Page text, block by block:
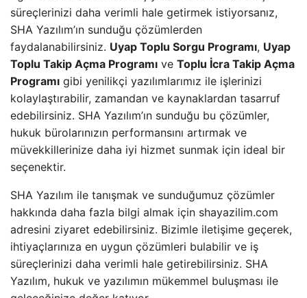
süreçlerinizi daha verimli hale getirmek istiyorsanız,
SHA Yazılım’ın sunduğu çözümlerden
faydalanabilirsiniz. Uyap Toplu Sorgu Programı, Uyap
Toplu Takip Açma Programı ve Toplu İcra Takip Açma
Programı gibi yenilikçi yazılımlarımız ile işlerinizi
kolaylaştırabilir, zamandan ve kaynaklardan tasarruf
edebilirsiniz. SHA Yazılım’ın sunduğu bu çözümler,
hukuk bürolarınızın performansını artırmak ve
müvekkillerinize daha iyi hizmet sunmak için ideal bir
seçenektir.
SHA Yazılım ile tanışmak ve sunduğumuz çözümler
hakkında daha fazla bilgi almak için shayazilim.com
adresini ziyaret edebilirsiniz. Bizimle iletişime geçerek,
ihtiyaçlarınıza en uygun çözümleri bulabilir ve iş
süreçlerinizi daha verimli hale getirebilirsiniz. SHA
Yazılım, hukuk ve yazılımın mükemmel buluşması ile